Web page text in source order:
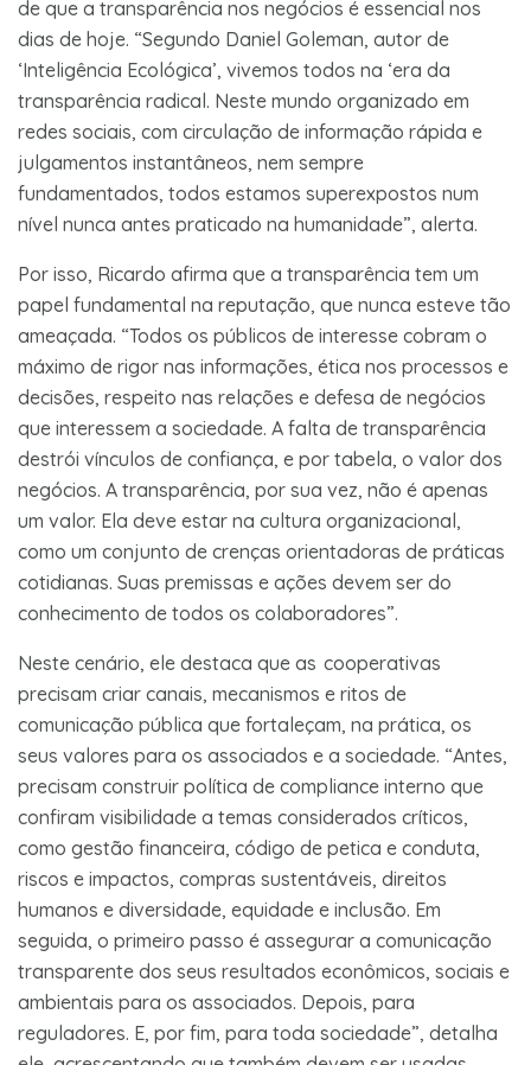
de que a transparência nos negócios é essencial nos
dias de hoje. “Segundo Daniel Goleman, autor de
‘Inteligência Ecológica’, vivemos todos na ‘era da
transparência radical. Neste mundo organizado em
redes sociais, com circulação de informação rápida e
julgamentos instantâneos, nem sempre
fundamentados, todos estamos superexpostos num
nível nunca antes praticado na humanidade”, alerta.
Por isso, Ricardo afirma que a transparência tem um
papel fundamental na reputação, que nunca esteve tão
ameaçada. “Todos os públicos de interesse cobram o
máximo de rigor nas informações, ética nos processos e
decisões, respeito nas relações e defesa de negócios
que interessem a sociedade. A falta de transparência
destrói vínculos de confiança, e por tabela, o valor dos
negócios. A transparência, por sua vez, não é apenas
um valor. Ela deve estar na cultura organizacional,
como um conjunto de crenças orientadoras de práticas
cotidianas. Suas premissas e ações devem ser do
conhecimento de todos os colaboradores”.
Neste cenário, ele destaca que as cooperativas
precisam criar canais, mecanismos e ritos de
comunicação pública que fortaleçam, na prática, os
seus valores para os associados e a sociedade. “Antes,
precisam construir política de compliance interno que
confiram visibilidade a temas considerados críticos,
como gestão financeira, código de petica e conduta,
riscos e impactos, compras sustentáveis, direitos
humanos e diversidade, equidade e inclusão. Em
seguida, o primeiro passo é assegurar a comunicação
transparente dos seus resultados econômicos, sociais e
ambientais para os associados. Depois, para
reguladores. E, por fim, para toda sociedade”, detalha